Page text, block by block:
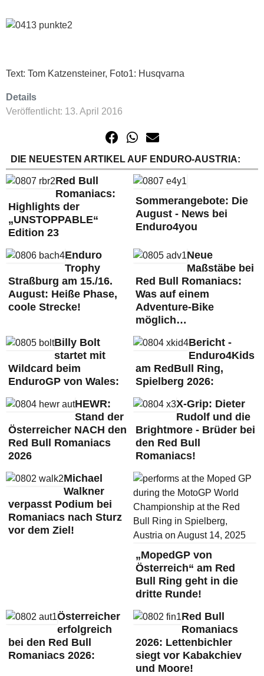
Text: Tom Katzensteiner, Foto1: Husqvarna
Details
Veröffentlicht: 13. April 2016
DIE NEUESTEN ARTIKEL AUF ENDURO-AUSTRIA:
Red Bull
Romaniacs:
Highlights der
„UNSTOPPABLE“
Edition 23
Sommerangebote: Die
August - News bei
Enduro4you
Enduro
Trophy
Straßburg am 15./16.
August: Heiße Phase,
coole Strecke!
Neue
Maßstäbe bei
Red Bull Romaniacs:
Was auf einem
Adventure-Bike
möglich…
Billy Bolt
startet mit
Wildcard beim
EnduroGP von Wales:
Bericht -
Enduro4Kids
am RedBull Ring,
Spielberg 2026:
HEWR:
Stand der
Österreicher NACH den
Red Bull Romaniacs
2026
X-Grip: Dieter
Rudolf und die
Brightmore - Brüder bei
den Red Bull
Romaniacs!
Michael
Walkner
verpasst Podium bei
Romaniacs nach Sturz
vor dem Ziel!
„MopedGP von
Österreich“ am Red
Bull Ring geht in die
dritte Runde!
Österreicher
erfolgreich
bei den Red Bull
Romaniacs 2026:
Red Bull
Romaniacs
2026: Lettenbichler
siegt vor Kabakchiev
und Moore!